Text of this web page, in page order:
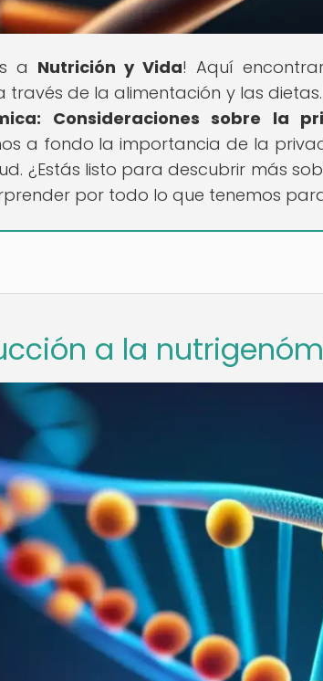
a Nutrición y Vida! Aquí
través de la alimentación y las
Consideraciones sobre la
a fondo la importancia de la
¿Estás listo para descubrir más
por todo lo que tenemos
a la